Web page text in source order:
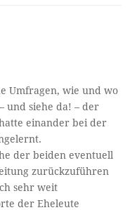
Umfragen, wie und wo
und siehe da! – der
einander bei der
der beiden eventuell
zurückzuführen
sehr weit
der Eheleute